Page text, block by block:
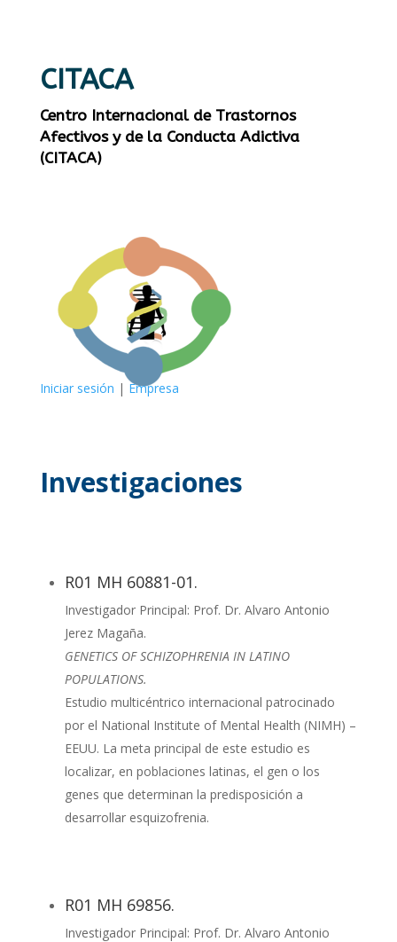
CITACA
Centro Internacional de Trastornos
Afectivos y de la Conducta Adictiva
(CITACA)
Iniciar sesión | Empresa
Investigaciones
R01 MH 60881-01.
Investigador Principal: Prof. Dr. Alvaro Antonio
Jerez Magaña.
GENETICS OF SCHIZOPHRENIA IN LATINO
POPULATIONS.
Estudio multicéntrico internacional patrocinado
por el National Institute of Mental Health (NIMH) –
EEUU. La meta principal de este estudio es
localizar, en poblaciones latinas, el gen o los
genes que determinan la predisposición a
desarrollar esquizofrenia.
R01 MH 69856.
Investigador Principal: Prof. Dr. Alvaro Antonio